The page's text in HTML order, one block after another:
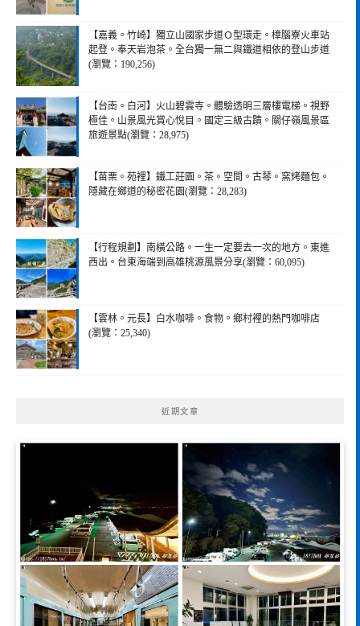
【嘉義。竹崎】獨立山國家步道Ｏ型環走。樟腦寮火車站
起登。奉天岩泡茶。全台獨一無二與鐵道相依的登山步道
(瀏覽：190,256)
【台南。白河】火山碧雲寺。體驗透明三層樓電梯。視野
極佳。山景風光賞心悅目。國定三級古蹟。關仔嶺風景區
旅遊景點(瀏覽：28,975)
【苗栗。苑裡】鐵工莊園。茶。空間。古琴。窯烤麵包。
隱藏在鄉道的秘密花園(瀏覽：28,283)
【行程規劃】南橫公路。一生一定要去一次的地方。東進
西出。台東海端到高雄桃源風景分享(瀏覽：60,095)
【雲林。元長】白水咖啡。食物。鄉村裡的熱門咖啡店
(瀏覽：25,340)
近期文章